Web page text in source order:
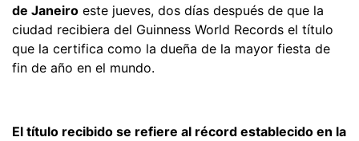
de Janeiro este jueves, dos días después de que la
ciudad recibiera del Guinness World Records el título
que la certifica como la dueña de la mayor fiesta de
fin de año en el mundo.
El título recibido se refiere al récord establecido en la